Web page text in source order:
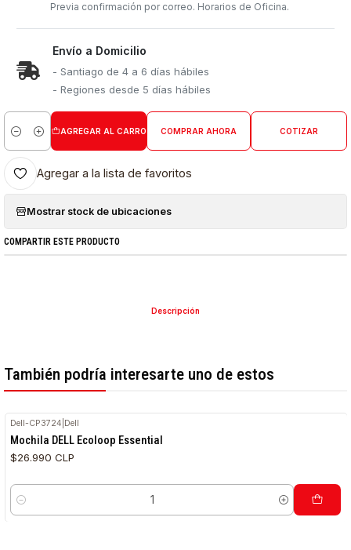
Previa confirmación por correo. Horarios de Oficina.
Envío a Domicilio
- Santiago de 4 a 6 días hábiles
- Regiones desde 5 días hábiles
Cantidad
AGREGAR AL CARRO COMPRAR AHORA COTIZAR
Agregar a la lista de favoritos
Mostrar stock de ubicaciones
COMPARTIR ESTE PRODUCTO
Descripción
También podría interesarte uno de estos
Dell-CP3724 Dell
Mochila DELL Ecoloop Essential
$26.990 CLP
Cantidad